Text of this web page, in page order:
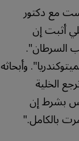
معدكتور
أثبتإن
السرطان".
".وأبحاثه
الخلية
بشرطإن
بالكامل."